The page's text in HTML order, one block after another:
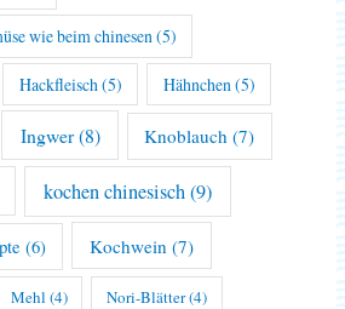
wie beim chinesen (5)
Hackfleisch (5) Hähnchen (5)
Ingwer(8) Knoblauch (7)
kochen chinesisch(9)
(6) Kochwein (7)
Mehl (4) Nori-Blätter(4)